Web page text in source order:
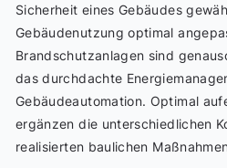
Sicherheit eines Gebäudes
Gebäudenutzung optimal
Brandschutzanlagen sind
das durchdachte
Gebäudeautomation. Optimal
ergänzen die unterschiedlichen
realisierten baulichen